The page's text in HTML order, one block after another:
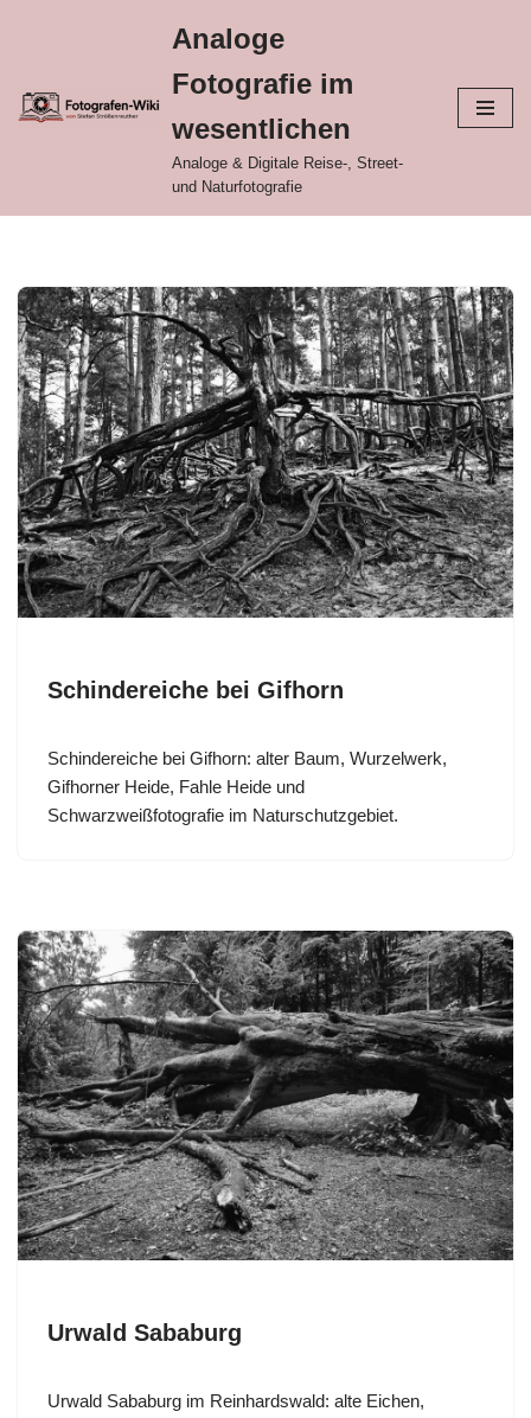
Inhalt
springen
Analoge
Fotografie im
wesentlichen
Analoge & Digitale Reise-, Street-
und Naturfotografie
Schindereiche bei Gifhorn
Schindereiche bei Gifhorn: alter Baum, Wurzelwerk,
Gifhorner Heide, Fahle Heide und
Schwarzweißfotografie im Naturschutzgebiet.
Urwald Sababurg
Urwald Sababurg im Reinhardswald: alte Eichen,